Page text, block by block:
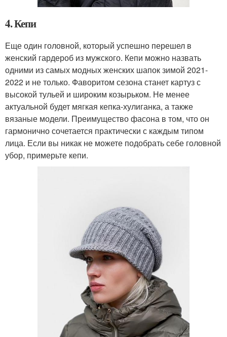
4. Кепи
Еще один головной, который успешно перешел в
женский гардероб из мужского. Кепи можно назвать
одними из самых модных женских шапок зимой 2021-
2022 и не только. Фаворитом сезона станет картуз с
высокой тульей и широким козырьком. Не менее
актуальной будет мягкая кепка-хулиганка, а также
вязаные модели. Преимущество фасона в том, что он
гармонично сочетается практически с каждым типом
лица. Если вы никак не можете подобрать себе головной
убор, примерьте кепи.